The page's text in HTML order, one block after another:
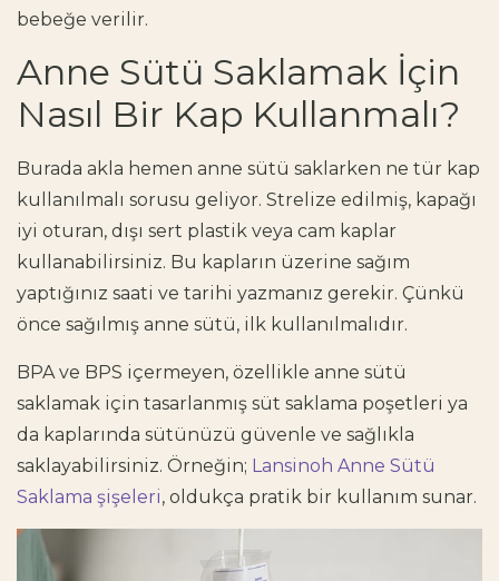
bebeğe verilir.
Anne Sütü Saklamak İçin
Nasıl Bir Kap Kullanmalı?
Burada akla hemen anne sütü saklarken ne tür kap
kullanılmalı sorusu geliyor. Strelize edilmiş, kapağı
iyi oturan, dışı sert plastik veya cam kaplar
kullanabilirsiniz. Bu kapların üzerine sağım
yaptığınız saati ve tarihi yazmanız gerekir. Çünkü
önce sağılmış anne sütü, ilk kullanılmalıdır.
BPA ve BPS içermeyen, özellikle anne sütü
saklamak için tasarlanmış süt saklama poşetleri ya
da kaplarında sütünüzü güvenle ve sağlıkla
saklayabilirsiniz. Örneğin; Lansinoh Anne Sütü
Saklama şişeleri, oldukça pratik bir kullanım sunar.